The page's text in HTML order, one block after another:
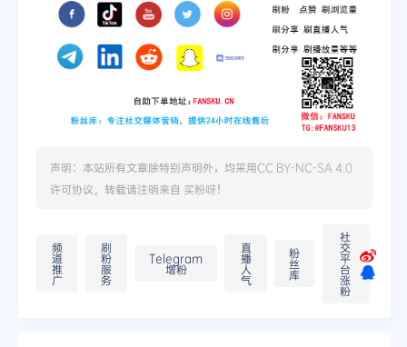
声明：本站所有文章除特别声明外，均采用CC BY-NC-SA 4.0
许可协议。转载请注明来自 买粉呀！
频
道
推
广
刷
粉
服
务
Telegram
增粉
直
播
人
气
粉
丝
库
社
交
平
台
涨
粉